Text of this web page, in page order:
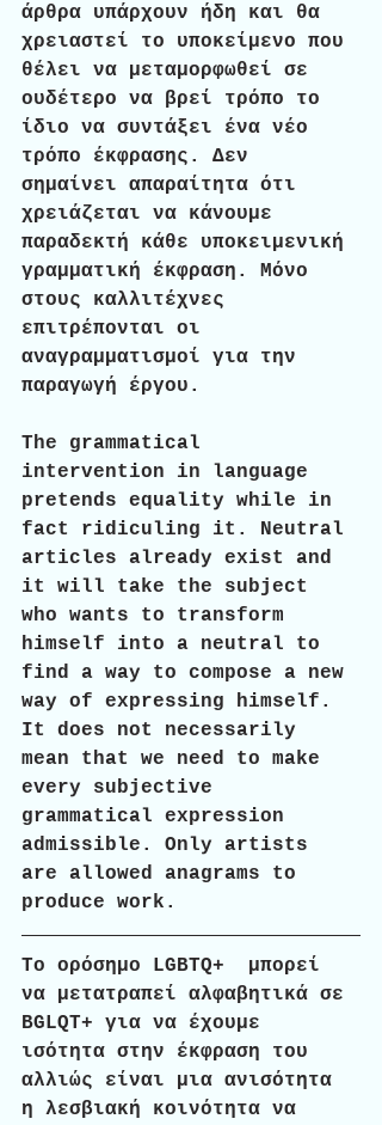
άρθρα υπάρχουν ήδη και θα
χρειαστεί το υποκείμενο που
θέλει να μεταμορφωθεί σε
ουδέτερο να βρεί τρόπο το
ίδιο να συντάξει ένα νέο
τρόπο έκφρασης. Δεν
σημαίνει απαραίτητα ότι
χρειάζεται να κάνουμε
παραδεκτή κάθε υποκειμενική
γραμματική έκφραση. Μόνο
στους καλλιτέχνες
επιτρέπονται οι
αναγραμματισμοί για την
παραγωγή έργου.
The grammatical
intervention in language
pretends equality while in
fact ridiculing it. Neutral
articles already exist and
it will take the subject
who wants to transform
himself into a neutral to
find a way to compose a new
way of expressing himself.
It does not necessarily
mean that we need to make
every subjective
grammatical expression
admissible. Only artists
are allowed anagrams to
produce work.
Το ορόσημο LGBTQ+  μπορεί
να μετατραπεί αλφαβητικά σε
BGLQT+ για να έχουμε
ισότητα στην έκφραση του
αλλιώς είναι μια ανισότητα
η λεσβιακή κοινότητα να